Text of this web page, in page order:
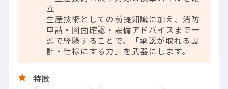
立
生産技術としての前提知識に加え、消防
申請・図面確認・設備アドバイスまで一
連で経験することで、「承認が取れる設
計・仕様にする力」を武器にします。
特徴